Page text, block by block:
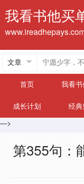
我看书他买
首页
我看
成长计划 经
—>
第355句：